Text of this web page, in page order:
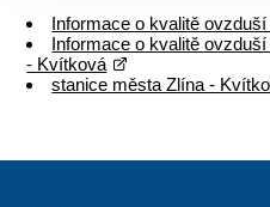
Informace o kvalitě
Informace o kvalitě
- Kvítková
stanice města Zlína -